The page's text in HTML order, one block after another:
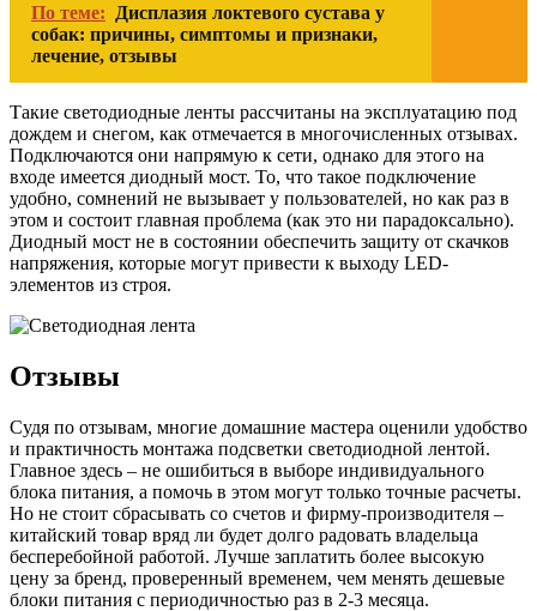
По теме:
Дисплазия локтевого сустава у
собак: причины, симптомы и признаки,
лечение, отзывы
Такие светодиодные ленты рассчитаны на эксплуатацию под
дождем и снегом, как отмечается в многочисленных отзывах.
Подключаются они напрямую к сети, однако для этого на
входе имеется диодный мост. То, что такое подключение
удобно, сомнений не вызывает у пользователей, но как раз в
этом и состоит главная проблема (как это ни парадоксально).
Диодный мост не в состоянии обеспечить защиту от скачков
напряжения, которые могут привести к выходу LED-
элементов из строя.
Отзывы
Судя по отзывам, многие домашние мастера оценили удобство
и практичность монтажа подсветки светодиодной лентой.
Главное здесь – не ошибиться в выборе индивидуального
блока питания, а помочь в этом могут только точные расчеты.
Но не стоит сбрасывать со счетов и фирму-производителя –
китайский товар вряд ли будет долго радовать владельца
бесперебойной работой. Лучше заплатить более высокую
цену за бренд, проверенный временем, чем менять дешевые
блоки питания с периодичностью раз в 2-3 месяца.